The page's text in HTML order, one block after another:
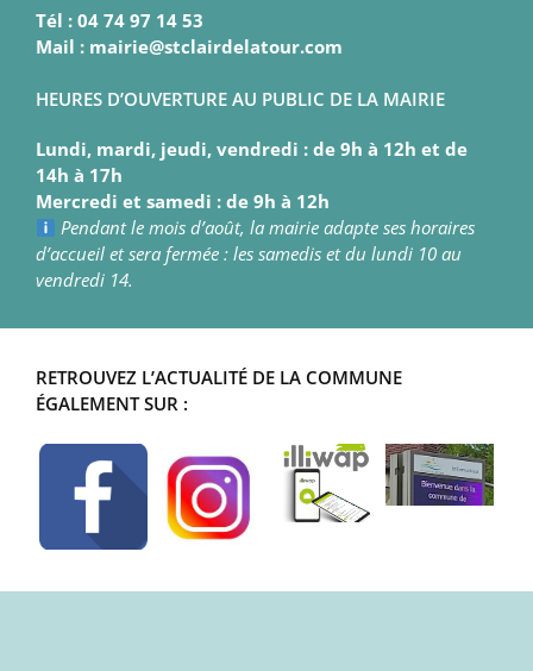
Tél : 04 74 97 14 53
Mail : mairie@stclairdelatour.com
HEURES D’OUVERTURE AU PUBLIC DE LA MAIRIE
Lundi, mardi, jeudi, vendredi : de 9h à 12h et de
14h à 17h
Mercredi et samedi : de 9h à 12h
Pendant le mois d’août, la mairie adapte ses horaires
d’accueil et sera fermée : les samedis et du lundi 10 au
vendredi 14.
RETROUVEZ L’ACTUALITÉ DE LA COMMUNE
ÉGALEMENT SUR :